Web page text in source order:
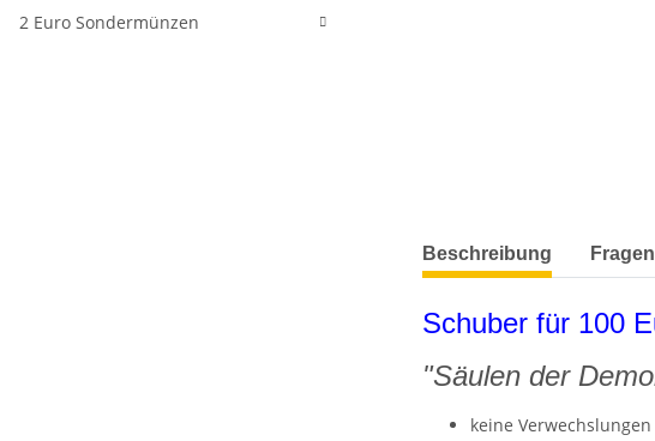
weitere Registerkarten
Beschreibung
Schuber für 100
"Säulen der
keine
2 Euro Sondermünzen